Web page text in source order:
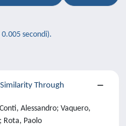
secondi).
Through
Alessandro; Vaquero,
Rota, Paolo